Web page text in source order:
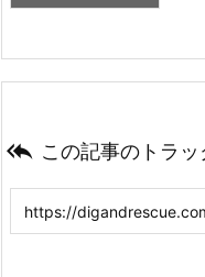
 この記事のトラ